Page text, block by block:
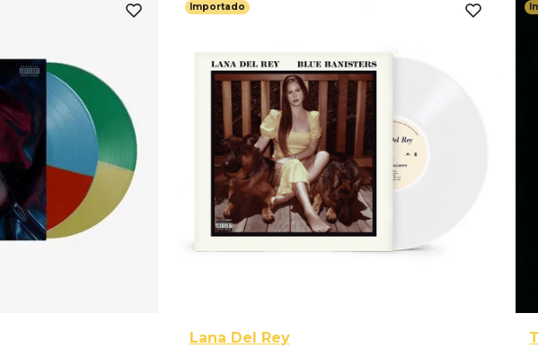
Importado
Lana Del Rey